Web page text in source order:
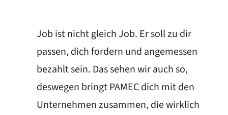
Job ist nicht gleich Job. Er soll zu dir
passen, dich fordern und angemessen
bezahlt sein. Das sehen wir auch so,
deswegen bringt PAMEC dich mit den
Unternehmen zusammen, die wirklich